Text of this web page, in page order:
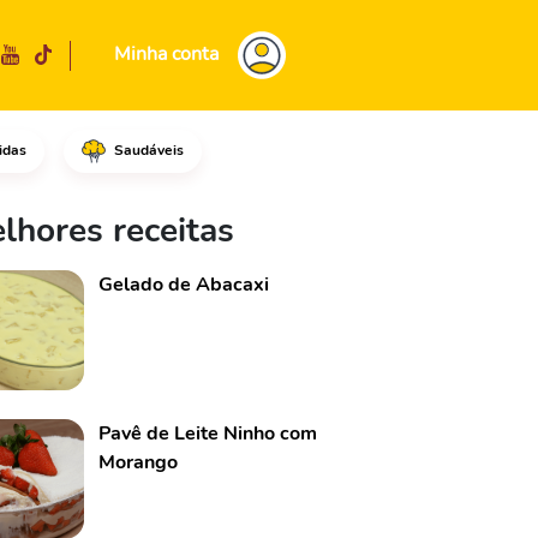
Minha conta
Saudáveis
a pele e corte
receitas
Gelado de Abacaxi
Pavê de Leite Ninho com
Morango